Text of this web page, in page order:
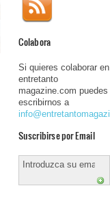
Colabora
Si quieres colaborar en
entretanto
magazine.com puedes
escribirnos a
Suscribirse por Email